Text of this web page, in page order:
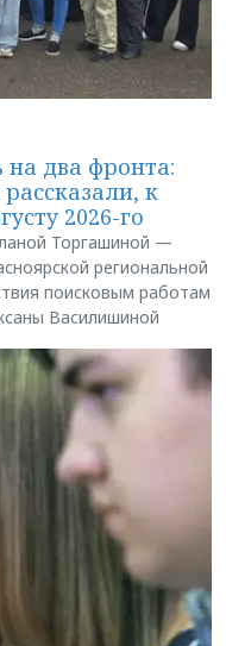
два фронта:
к
2026-го
Торгашиной —
региональной
поисковым работам
Василишиной